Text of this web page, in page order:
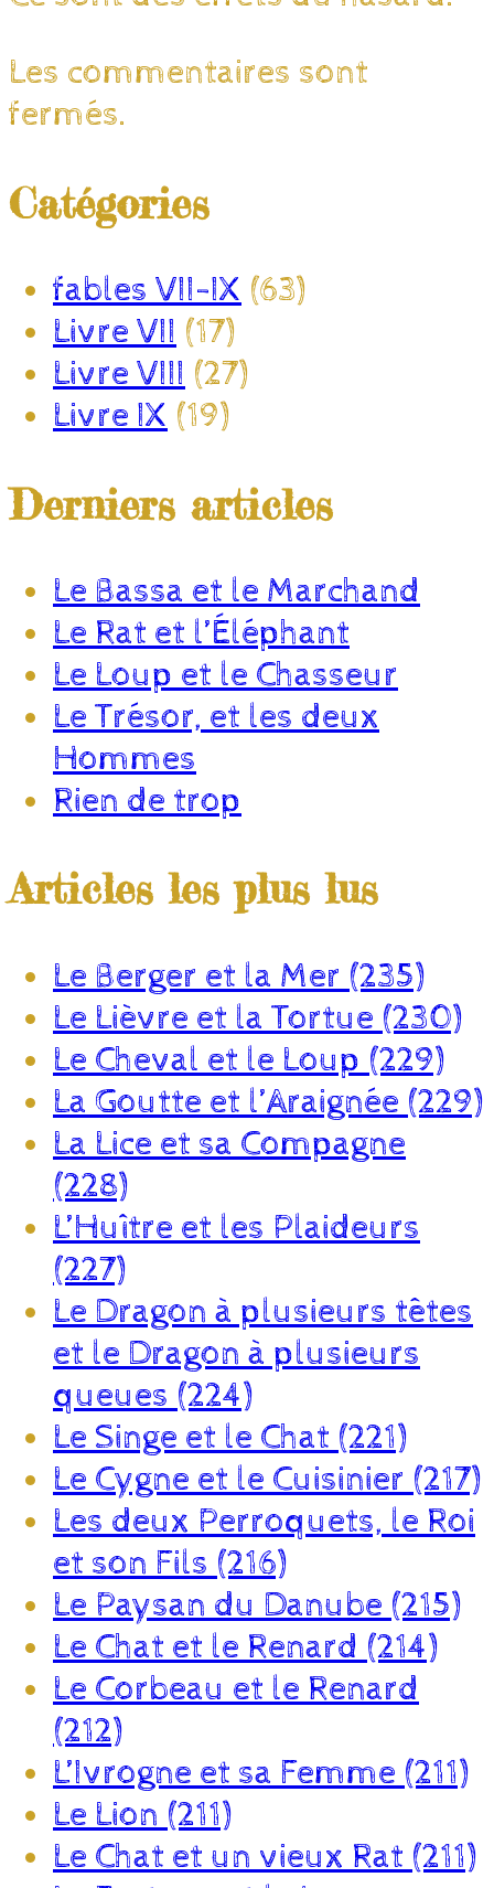
Les commentaires sont
fermés.
Catégories
fables VII-IX (63)
Livre VII (17)
Livre VIII (27)
Livre IX (19)
Derniers articles
Le Bassa et le Marchand
Le Rat et l’Éléphant
Le Loup et le Chasseur
Le Trésor, et les deux
Hommes
Rien de trop
Articles les plus lus
Le Berger et la Mer (235)
Le Lièvre et la Tortue (230)
Le Cheval et le Loup (229)
La Goutte et l’Araignée (229)
La Lice et sa Compagne
(228)
L’Huître et les Plaideurs
(227)
Le Dragon à plusieurs têtes
et le Dragon à plusieurs
queues (224)
Le Singe et le Chat (221)
Le Cygne et le Cuisinier (217)
Les deux Perroquets, le Roi
et son Fils (216)
Le Paysan du Danube (215)
Le Chat et le Renard (214)
Le Corbeau et le Renard
(212)
L’Ivrogne et sa Femme (211)
Le Lion (211)
Le Chat et un vieux Rat (211)